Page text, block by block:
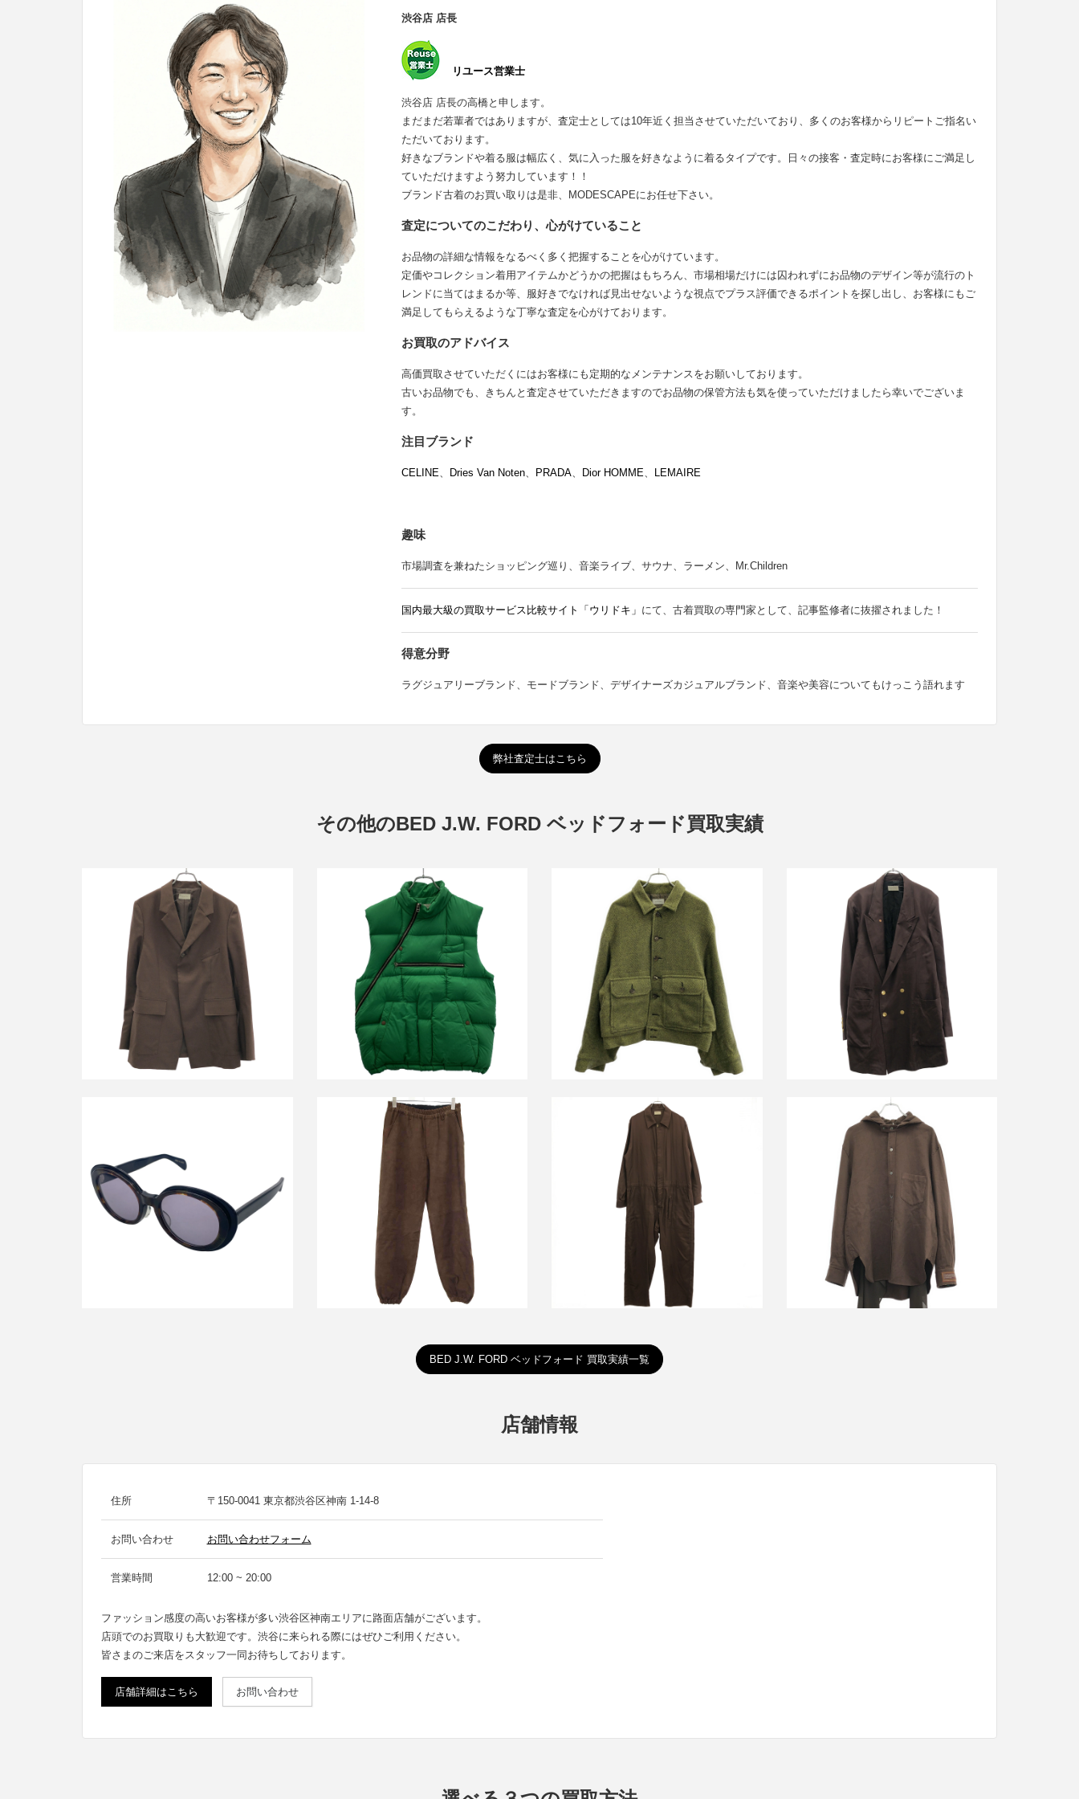
渋谷店 店長
リユース営業士
渋谷店 店長の高橋と申します。
まだまだ若輩者ではありますが、査定士としては10年近く担当させていただいており、多くのお客様からリピートご指名い
ただいております。
好きなブランドや着る服は幅広く、気に入った服を好きなように着るタイプです。日々の接客・査定時にお客様にご満足し
ていただけますよう努力しています！！
ブランド古着のお買い取りは是非、MODESCAPEにお任せ下さい。
査定についてのこだわり、心がけていること
お品物の詳細な情報をなるべく多く把握することを心がけています。
定価やコレクション着用アイテムかどうかの把握はもちろん、市場相場だけには囚われずにお品物のデザイン等が流行のト
レンドに当てはまるか等、服好きでなければ見出せないような視点でプラス評価できるポイントを探し出し、お客様にもご
満足してもらえるような丁寧な査定を心がけております。
お買取のアドバイス
高価買取させていただくにはお客様にも定期的なメンテナンスをお願いしております。
古いお品物でも、きちんと査定させていただきますのでお品物の保管方法も気を使っていただけましたら幸いでございま
す。
注目ブランド
CELINE Dries Van Noten、 PRADA、 Dior HOMME LEMAIRE
趣味
市場調査を兼ねたショッピング巡り、音楽ライブ、サウナ、ラーメン、Mr.Children
国内最大級の買取サービス比較サイト「ウリドキ」 にて、古着買取の専門家として、記事監修者に抜擢されました！
得意分野
ラグジュアリーブランド、モードブランド、デザイナーズカジュアルブランド、音楽や美容についてもけっこう語れます
弊社査定士はこちら
その他のBED J.W. FORD ベッドフォード買取実績
ベッドフォード 21AW キッドモヘアウ
ールブレザージャケット
詳しく見る
ベッドフォード 23AW プルオーバーダ
ウンベスト
買取金額.14,400円
詳しく見る
ベッドフォード SAMPLE/24AW ヘリン
ボーンウールジャケット
詳しく見る
ベッドフォード 24SS ピークドラペル
ダブルジャケット 24SS-B-JK01
詳しく見る
ベッドフォード グリッチ 24AW サング
ラス アイウェア GLH-1025
買取金額12,000円
詳しく見る
ベッドフォード 25AW Not Training ヌ
バックレザートラックパンツ 25AW-B-
PT07
買取金額30,000円
詳しく見る
ベッドフォード 24SS Jumpsuit ジャン
プスーツ 24SS-B-OL04
買取金額21,800円
詳しく見る
ベッドフォード 25AW Two Hooded フ
ーデッドストールシャツ
買取金額14,500円
BED J.W. FORD ベッドフォード 買取実績一覧
店舗情報
住所 〒150-0041 東京都渋谷区神南 1-14-8
お問い合わせ お問い合わせフォーム
営業時間 12:00 ~ 20:00
ファッション感度の高いお客様が多い渋谷区神南エリアに路面店舗がございます。
店頭でのお買取りも大歓迎です。渋谷に来られる際にはぜひご利用ください。
皆さまのご来店をスタッフ一同お待ちしております。
店舗詳細はこちら お問い合わせ